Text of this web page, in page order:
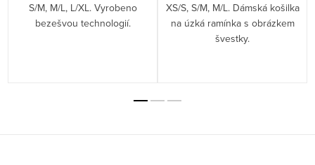
S/M, M/L, L/XL. Vyrobeno
bezešvou technologií.
XS/S, S/M, M/L. Dámská košilka
na úzká ramínka s obrázkem
švestky.